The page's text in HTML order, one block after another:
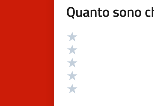
Quanto sono
Valutazione